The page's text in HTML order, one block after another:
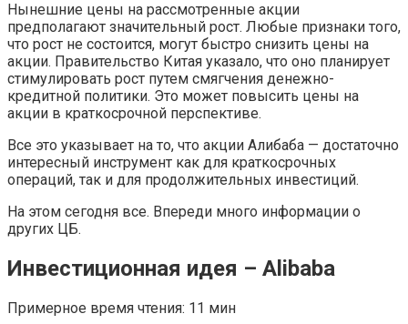
Нынешние цены на рассмотренные акции
предполагают значительный рост. Любые признаки того,
что рост не состоится, могут быстро снизить цены на
акции. Правительство Китая указало, что оно планирует
стимулировать рост путем смягчения денежно-
кредитной политики. Это может повысить цены на
акции в краткосрочной перспективе.
Все это указывает на то, что акции Алибаба — достаточно
интересный инструмент как для краткосрочных
операций, так и для продолжительных инвестиций.
На этом сегодня все. Впереди много информации о
других ЦБ.
Инвестиционная идея – Alibaba
Примерное время чтения: 11 мин